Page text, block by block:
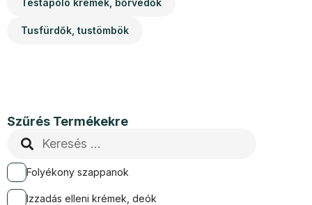
Tusfürdők, tustömbök
Szűrés Termékekre
Folyékony szappanok
Izzadás elleni krémek, deók